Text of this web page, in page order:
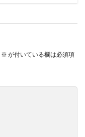
※ が付いている欄は必須項